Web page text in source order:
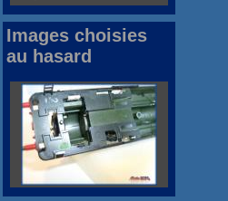
Images choisies
au hasard